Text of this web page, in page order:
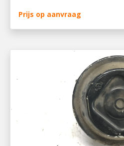
Prijs op aanvraag